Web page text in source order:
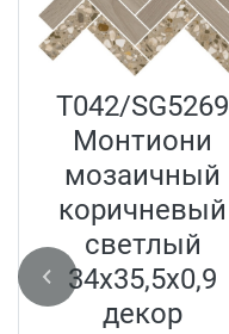
T042/SG5269
Монтиони
мозаичный
коричневый
светлый
34x35,5x0,9
декор